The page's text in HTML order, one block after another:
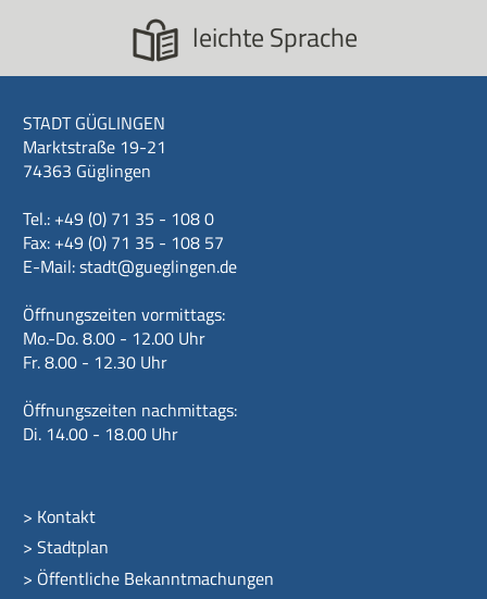
leichte Sprache
STADT GÜGLINGEN
Marktstraße 19-21
74363 Güglingen
Tel.: +49 (0) 71 35 - 108 0
Fax: +49 (0) 71 35 - 108 57
E-Mail:stadt@gueglingen.de
Öffnungszeiten vormittags:
Mo.-Do. 8.00 - 12.00 Uhr
Fr. 8.00 - 12.30 Uhr
Öffnungszeiten nachmittags:
Di. 14.00 - 18.00 Uhr
> Kontakt
> Stadtplan
> Öffentliche Bekanntmachungen